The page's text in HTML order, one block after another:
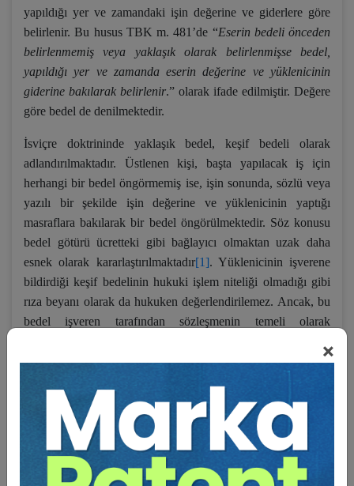
×
yapıldığı yer ve zamandaki işin değerine ve giderlere göre
belirlenir. Bu husus TBK m. 481’de “Eserin bedeli önceden
belirlenmemiş veya yaklaşık olarak belirlenmişse bedel,
yapıldığı yer ve zamanda eserin değerine ve yüklenicinin
giderine bakılarak belirlenir.” olarak ifade edilmiştir. Değere
göre bedel de denilmektedir.
İsviçre doktrininde yaklaşık bedel, keşif bedeli olarak
adlandırılmaktadır. Üstlenen kişi, başta yapılacak iş için
herhangi bir bedel öngörmemiş ise, işin sonunda, sözlü veya
yazılı bir şekilde işin değerine ve yüklenicinin yaptığı
masraflara bakılarak bir bedel öngörülmektedir. Söz konusu
bedel götürü ücretteki gibi bağlayıcı olmaktan uzak daha
esnek olarak kararlaştırılmaktadır[1]. Yüklenicinin işverene
bildirdiği keşif bedelinin hukuki işlem niteliği olmadığı gibi
rıza beyanı olarak da hukuken değerlendirilemez. Ancak, bu
bedel işveren tarafından sözleşmenin temeli olarak
sözleşmenin bedeli olarak açık veya zımni olarak
sayılır. Taraflar arasındaki sözleşme bu keşif bedeli üzerinden
kurulmuş sayılır
.
Yaklaşık bedel, götürü bedel gibi taraflar için bağlayıcı
niteliktedir. Yaklaşık bedel sözleşmenin içeriğine de dâhildir.